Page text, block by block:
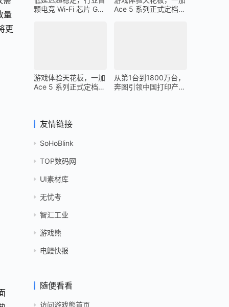
量
更
颗电竞 Wi-Fi 芯片 G1
Ace 5 系列正式定档
游戏体验天花板，一加
Ace 5 系列正式定档
从第1台到1800万台，
奔图引领中国打印产业
友情链接
SoHoBlink
TOP数码网
UI素材库
无忧考
智汇工业
游戏熊
电鳗快报
随便看看
访问游戏熊首页